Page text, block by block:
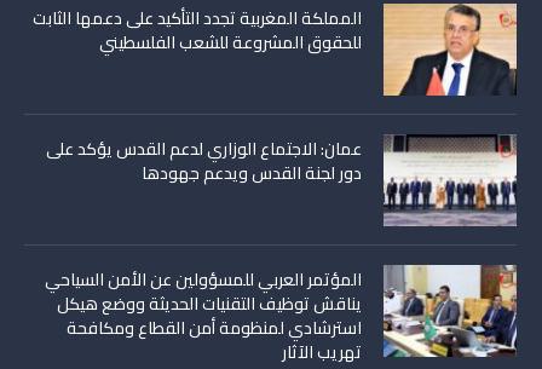
المملكة المغربية تجدد التأكيد على دعمها الثابت
للحقوق المشروعة للشعب الفلسطيني
عمان: الاجتماع الوزاري لدعم القدس يؤكد على
دور لجنة القدس ويدعم جهودها
المؤتمر العربي للمسؤولين عن الأمن السياحي
يناقش توظيف التقنيات الحديثة ووضع هيكل
استرشادي لمنظومة أمن القطاع ومكافحة
تهريب الآثار